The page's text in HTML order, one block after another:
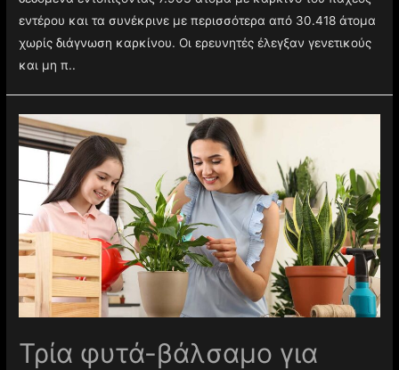
εντέρου και τα συνέκρινε με περισσότερα από 30.418 άτομα
χωρίς διάγνωση καρκίνου. Οι ερευνητές έλεγξαν γενετικούς
και μη π..
Τρία φυτά-βάλσαμο για